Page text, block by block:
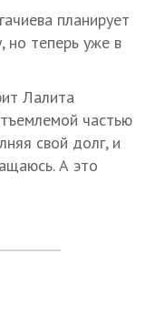
планирует
но теперь уже в
Лалита
частью
свой долг, и
А это